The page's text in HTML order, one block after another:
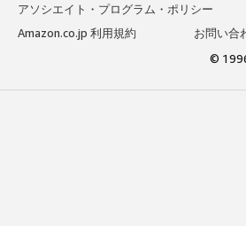
アソシエイト・プログラム・ポリシー
Amazon.co.jp 利用規約
お問い合
©